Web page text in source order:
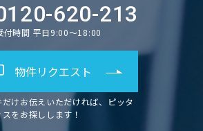
620-213
付時間 平日9:00～18:00
物件リクエスト
だけお伝えいただければ、ピッタ
をお探しします！